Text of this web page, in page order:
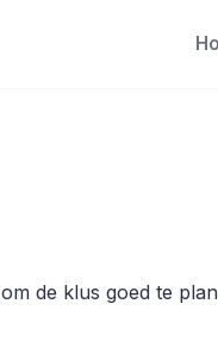
de klus goed te